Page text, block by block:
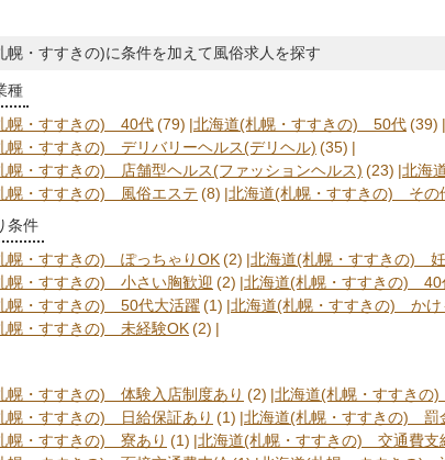
幌・すすきの)に条件を加えて風俗求人を探す
種
幌・すすきの) 40代(79) 北海道(札幌・すすきの) 50代(39)
幌・すすきの) デリバリーヘルス(デリヘル) (35)
幌・すすきの) 店舗型ヘルス(ファッションヘルス) (23) 北海
幌・すすきの) 風俗エステ (8) 北海道(札幌・すすきの) その
条件
幌・すすきの) ぽっちゃりOK(2) 北海道(札幌・すすきの)
幌・すすきの) 小さい胸歓迎 (2) 北海道(札幌・すすきの) 40
幌・すすきの) 50代大活躍(1) 北海道(札幌・すすきの) かけ
幌・すすきの) 未経験OK(2)
幌・すすきの) 体験入店制度あり (2) 北海道(札幌・すすき
幌・すすきの) 日給保証あり (1) 北海道(札幌・すすきの) 罰
幌・すすきの) 寮あり (1) 北海道(札幌・すすきの) 交通費支